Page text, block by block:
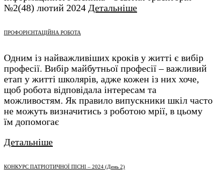
№2(48) лютий 2024 Детальніше
ПРОФОРІЄНТАЦІЙНА РОБОТА
Одним із найважливіших кроків у житті є вибір
професії. Вибір майбутньої професії – важливий
етап у житті школярів, адже кожен із них хоче,
щоб робота відповідала інтересам та
можливостям. Як правило випускники шкіл часто
не можуть визначитись з роботою мрії, в цьому
їм допомогає
Детальніше
КОНКУРС ПАТРІОТИЧНОЇ ПІСНІ – 2024 (День 2)